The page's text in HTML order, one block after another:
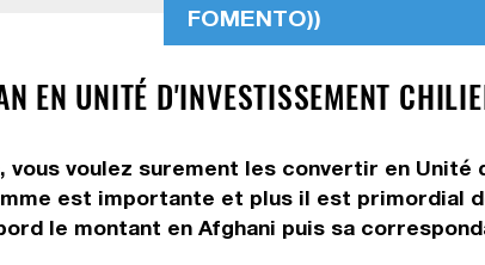
FOMENTO))
EN UNITÉ D'INVESTISSEMENT
vous voulez surement les convertir en
est importante et plus il est primordial
le montant en Afghani puis sa